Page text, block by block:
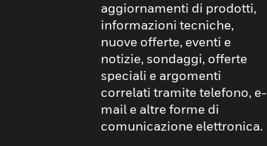
aggiornamenti di prodotti,
informazioni tecniche,
nuove offerte, eventi e
notizie, sondaggi, offerte
speciali e argomenti
correlati tramite telefono, e-
mail e altre forme di
comunicazione elettronica.